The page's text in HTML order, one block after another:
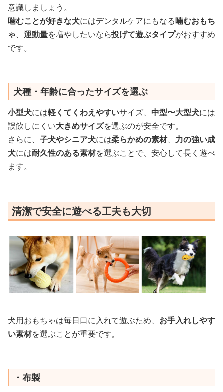
意識しましょう。
噛むことが好きな犬にはデンタルケアにもなる噛むおもち
ゃ、 運動量を増やしたいなら投げて遊ぶタイプがおすすめ
です。
犬種・年齢に合ったサイズを選ぶ
小型犬には軽くてくわえやすいサイズ、 中型〜大型犬には
誤飲しにくい大きめサイズを選ぶのが安全です。
さらに、 子犬やシニア犬には柔らかめの素材、 力の強い成
犬には耐久性のある素材を選ぶことで、安心して長く遊べ
ます。
清潔で安全に遊べる工夫も大切
犬用おもちゃは毎日口に入れて遊ぶため、 お手入れしやす
い素材を選ぶことが重要です。
・布製